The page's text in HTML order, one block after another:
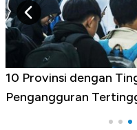
10 Provinsi dengan
Pengangguran